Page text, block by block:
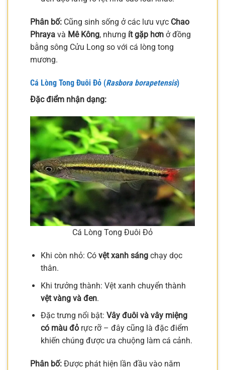
Phân bố: Cũng sinh sống ở các lưu vực Chao
Phraya và Mê Kông, nhưng ít gặp hơn ở đồng
bằng sông Cửu Long so với cá lòng tong
mương.
Cá Lòng Tong Đuôi Đỏ (Rasbora borapetensis)
Đặc điểm nhận dạng:
Cá Lòng Tong Đuôi Đỏ
Khi còn nhỏ: Có vệt xanh sángchạy dọc
thân.
Khi trưởng thành: Vệt xanh chuyển thành
vệt vàng và đen.
Đặc trưng nổi bật: Vây đuôi và vây miệng
có màu đỏrực rỡ – đây cũng là đặc điểm
khiến chúng được ưa chuộng làm cá cảnh.
Phân bố: Được phát hiện lần đầu vào năm